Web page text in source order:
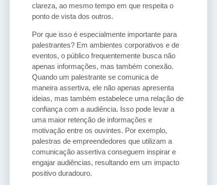
clareza, ao mesmo tempo em que respeita o
ponto de vista dos outros.
Por que isso é especialmente importante para
palestrantes? Em ambientes corporativos e de
eventos, o público frequentemente busca não
apenas informações, mas também conexão.
Quando um palestrante se comunica de
maneira assertiva, ele não apenas apresenta
ideias, mas também estabelece uma relação de
confiança com a audiência. Isso pode levar a
uma maior retenção de informações e
motivação entre os ouvintes. Por exemplo,
palestras de empreendedores que utilizam a
comunicação assertiva conseguem inspirar e
engajar audiências, resultando em um impacto
positivo duradouro.